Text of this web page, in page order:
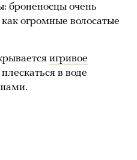
броненосцы очень
огромные волосатые
игривое
в воде